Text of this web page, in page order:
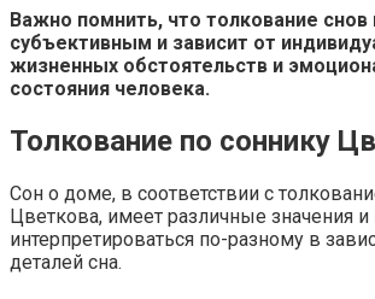
Важно помнить, что толкование
субъективным и зависит от
жизненных обстоятельств и
состояния человека.
Толкование по соннику
Сон о доме, в соответствии с
Цветкова, имеет различные значения
интерпретироваться по-разному в
деталей сна.